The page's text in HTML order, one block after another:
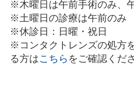
※木曜日は午前手術のみ、
※土曜日の診療は午前のみ
※休診日：日曜・祝日
※コンタクトレンズの処方
る方はこちら をご確認くだ